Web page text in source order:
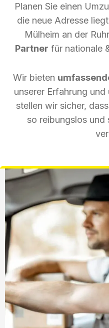
Planen Sie einen
die neue Adresse
Mülheim an der
Partner für nationale
Wir bieten
unserer Erfahrung
stellen wir sicher,
so reibungslos